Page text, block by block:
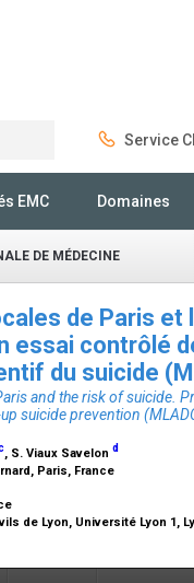
Service
EMC Domaines
DE MÉDECINE
de Paris et
essai contrôlé
du suicide
and the risk of suicide.
suicide prevention
, S. Viaux Savelon d
Paris, France
de Lyon, Université Lyon 1,